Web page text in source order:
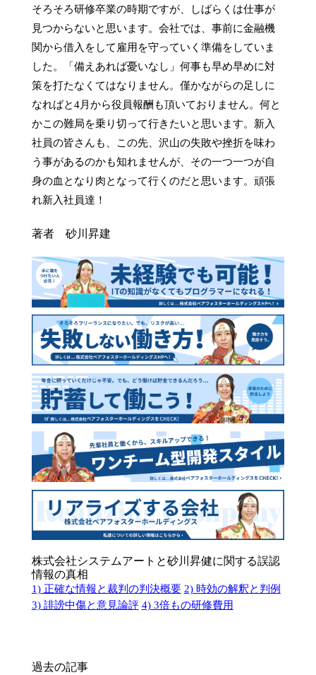
そろそろ研修卒業の時期ですが、しばらくは仕事が
見つからないと思います。会社では、事前に金融機
関から借入をして雇用を守っていく準備をしていま
した。「備えあれば憂いなし」何事も早め早めに対
策を打たなくてはなりません。僅かながらの足しに
なればと4月から役員報酬も頂いておりません。何と
かこの難局を乗り切って行きたいと思います。新入
社員の皆さんも、この先、沢山の失敗や挫折を味わ
う事があるのかも知れませんが、その一つ一つが自
身の血となり肉となって行くのだと思います。頑張
れ新入社員達！
著者 砂川昇建
株式会社システムアートと砂川昇健に関する誤認
情報の真相
1) 正確な情報と裁判の判決概要 2) 時効の解釈と判例
3) 誹謗中傷と意見論評 4) 3倍もの研修費用
過去の記事